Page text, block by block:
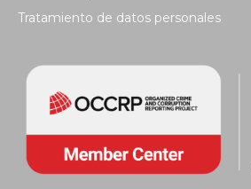
Tratamiento de datos personales